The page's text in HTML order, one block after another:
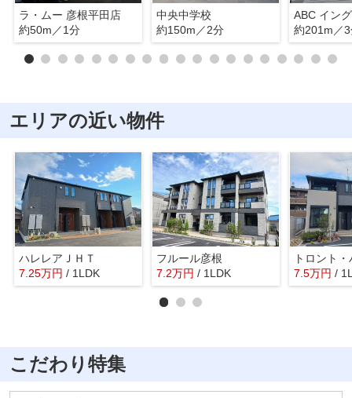
ラ・ムー 彦根平田店
約50m／1分
中央中学校
約150m／2分
ABC イン
約201m／
エリアの近い物件
ハレレアＪＨＴ
7.25万円 / 1LDK
フルール彦根
7.2万円 / 1LDK
トロント
7.5万円 /
こだわり特集